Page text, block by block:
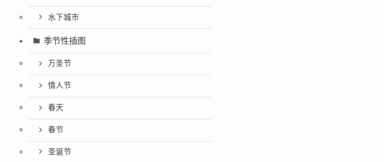
水下城市
季节性插图
万圣节
情人节
春天
春节
圣诞节